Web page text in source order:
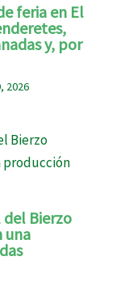
feria en El
y, por
2026
del Bierzo
una